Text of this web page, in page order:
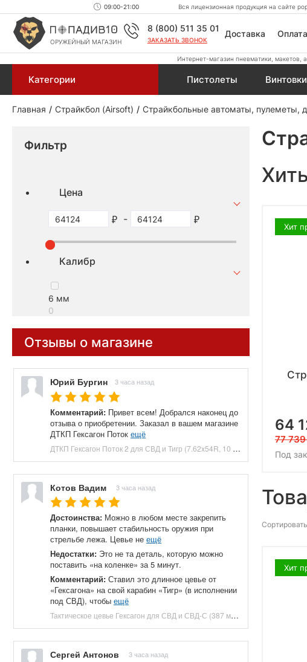
09:00-21:00 Вся лицензионная продукция на сайте
ОРУЖЕЙНЫЙ МАГАЗИН
8 (800) 511 35 01
ЗАКАЗАТЬ ЗВОНОК
Доставка Оплата
Интернет-магазин пневматики, макетов,
Категории Пистолеты Винтовки
Главная Страйкбол (Airsoft) Страйкбольные автоматы, пулеметы,
Фильтр
Цена
-
Калибр
6 мм
0
Отзывы о магазине
Юрий Бургин 3 часа назад
Комментарий: Привет всем! Добрался наконец до
отзыва о приобретении. Заказал в вашем магазине
ДТКП Гексагон Поток ещё
ДТКП Гексагон Поток 2 для СВД и Тигр (7.62x54R, 10 камер, 240 мм, банка, сталь) купить в Москве и СПБ, цена 16000 руб. Доставка по РФ!
Котов Вадим 3 часа назад
Достоинства: Можно в любом месте закрепить
планки, повышает стабильность оружия при
стрельбе лежа. Цевье не ещё
Недостатки: Это не та деталь, которую можно
поставить «на коленке» за 5 минут.
Комментарий: Ставил это длинное цевье от
«Гексагона» на свой карабин «Тигр» (в исполнении
под СВД), чтобы ещё
Тактическое цевье Гексагон для СВД и СВД-С (387 мм, Д16Т) купить в Москве и СПБ, цена 16900 руб. Доставка по РФ!
Сергей Антонов 3 часа назад
Хит
64
77
Под
Хит